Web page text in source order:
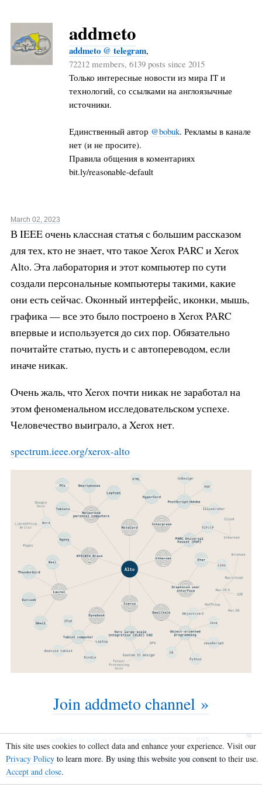
addmeto
addmeto @ telegram,
72212 members, 6139 posts since 2015
Только интересные новости из мира IT и
технологий, со ссылками на англоязычные
источники.
Единственный автор @bobuk. Рекламы в канале
нет (и не просите).
Правила общения в коментариях
bit.ly/reasonable-default
March 02, 2023
В IEEE очень классная статья с большим рассказом
для тех, кто не знает, что такое Xerox PARC и Xerox
Alto. Эта лаборатория и этот компьютер по сути
создали персональные компьютеры такими, какие
они есть сейчас. Оконный интерфейс, иконки, мышь,
графика — все это было построено в Xerox PARC
впервые и используется до сих пор. Обязательно
почитайте статью, пусть и с автопереводом, если
иначе никак.
Очень жаль, что Xerox почти никак не заработал на
этом феноменальном исследовательском успехе.
Человечество выиграло, а Xerox нет.
spectrum.ieee.org/xerox-alto
Join addmeto channel »
addmeto@ tele.ga success story
RSS
Преврати свой telegram канал в полноценный веб-сайт!
This site uses cookies to collect data and enhance your experience. Visit our
Privacy Policyto learn more. By using this website you consent to their use.
Accept and close.